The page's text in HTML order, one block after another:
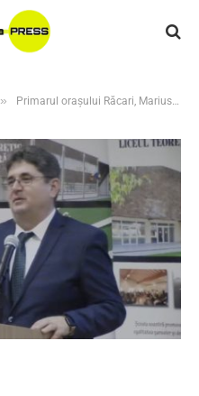
» Primarul orașului Răcari, Marius Caravețeanu, despre respect, unitate și sensul imnului național